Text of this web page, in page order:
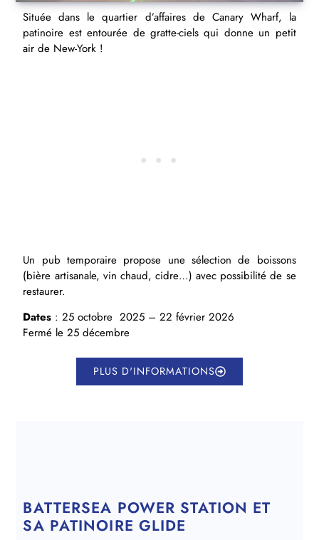
Située dans le quartier d’affaires de Canary Wharf, la
patinoire est entourée de gratte-ciels qui donne un petit
air de New-York !
Un pub temporaire propose une sélection de boissons
(bière artisanale, vin chaud, cidre…) avec possibilité de se
restaurer.
Dates : 25 octobre 2025 – 22 février 2026
Fermé le 25 décembre
PLUS D'INFORMATIONS
BATTERSEA POWER STATION ET
SA PATINOIRE GLIDE